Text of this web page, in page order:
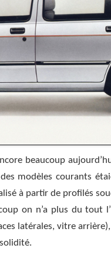
beaucoup
modèles courants
à partir de profilés
on n’a plus du tout
latérales, vitre